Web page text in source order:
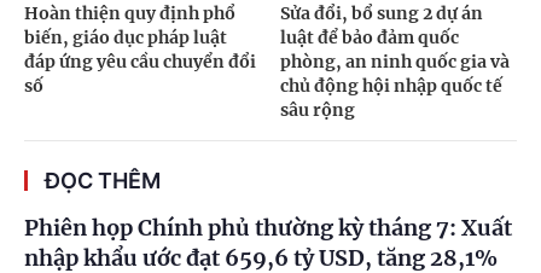
Hoàn thiện quy định phổ
biến, giáo dục pháp luật
đáp ứng yêu cầu chuyển đổi
số
Sửa đổi, bổ sung 2 dự án
luật để bảo đảm quốc
phòng, an ninh quốc gia và
chủ động hội nhập quốc tế
sâu rộng
ĐỌC THÊM
Phiên họp Chính phủ thường kỳ tháng 7: Xuất
nhập khẩu ước đạt 659,6 tỷ USD, tăng 28,1%